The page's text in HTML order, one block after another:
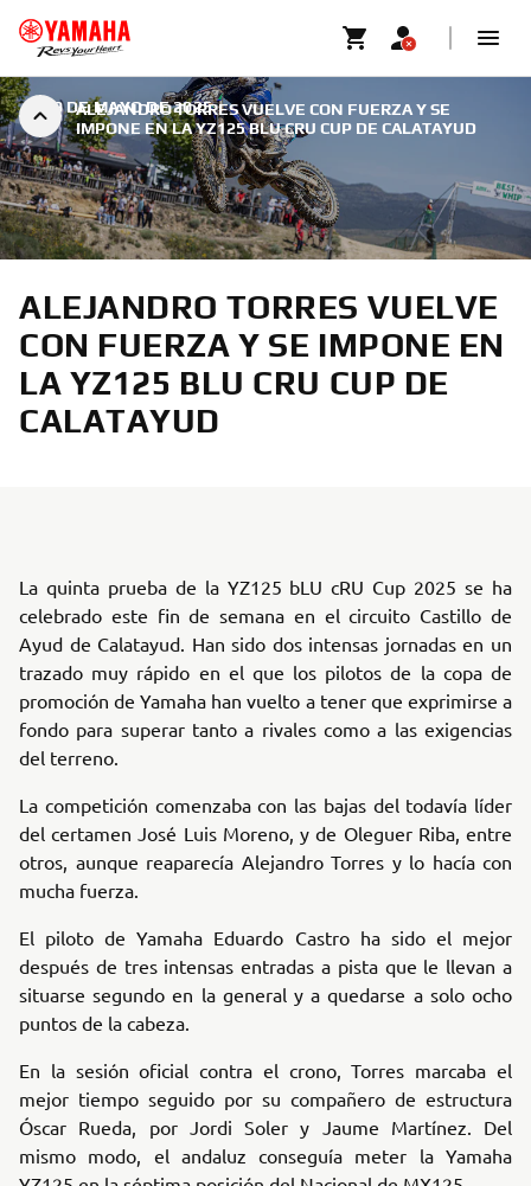
ALEJANDRO TORRES VUELVE CON FUERZA Y SE
IMPONE EN LA YZ125 BLU CRU CUP DE CALATAYUD
19 DE MAYO DE 2025
ALEJANDRO TORRES VUELVE
CON FUERZA Y SE IMPONE EN
LA YZ125 BLU CRU CUP DE
CALATAYUD
La quinta prueba de la YZ125 bLU cRU Cup 2025 se ha
celebrado este fin de semana en el circuito Castillo de
Ayud de Calatayud. Han sido dos intensas jornadas en un
trazado muy rápido en el que los pilotos de la copa de
promoción de Yamaha han vuelto a tener que exprimirse a
fondo para superar tanto a rivales como a las exigencias
del terreno.
La competición comenzaba con las bajas del todavía líder
del certamen José Luis Moreno, y de Oleguer Riba, entre
otros, aunque reaparecía Alejandro Torres y lo hacía con
mucha fuerza.
El piloto de Yamaha Eduardo Castro ha sido el mejor
después de tres intensas entradas a pista que le llevan a
situarse segundo en la general y a quedarse a solo ocho
puntos de la cabeza.
En la sesión oficial contra el crono, Torres marcaba el
mejor tiempo seguido por su compañero de estructura
Óscar Rueda, por Jordi Soler y Jaume Martínez. Del
mismo modo, el andaluz conseguía meter la Yamaha